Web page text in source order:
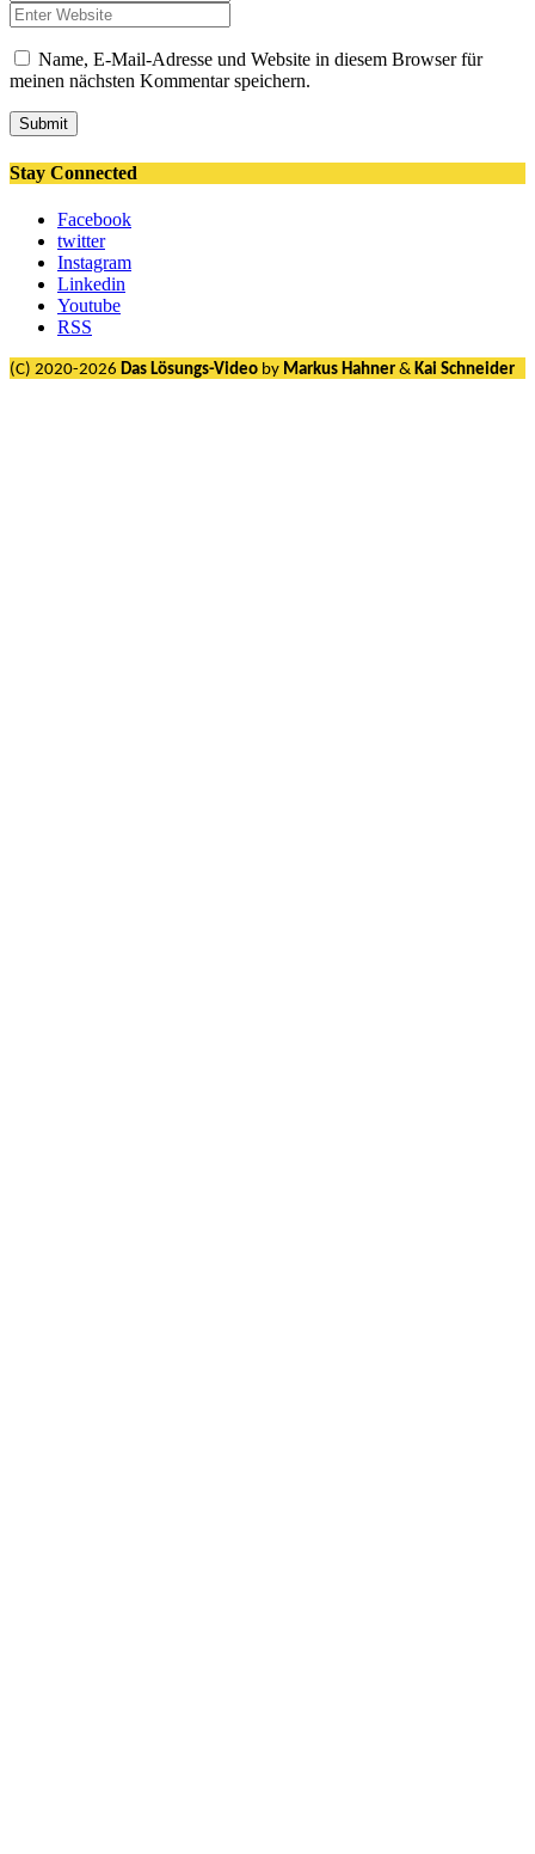
Name, E-Mail-Adresse und Website in diesem Browser für
meinen nächsten Kommentar speichern.
Submit
Stay Connected
Facebook
twitter
Instagram
Linkedin
Youtube
RSS
(C) 2020-2026 Das Lösungs-Video by Markus Hahner & Kai Schneider